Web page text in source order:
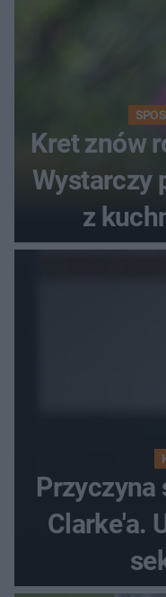
Kret znów
Wystarczy
z
Przyczyna
Clarke'a.